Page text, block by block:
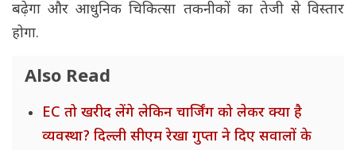
बढ़ेगा और आधुनिक चिकित्सा तकनीकों का तेजी से विस्तार
होगा.
Also Read
EC तो खरीद लेंगे लेकिन चार्जिंग को लेकर क्या है
व्यवस्था? दिल्ली सीएम रेखा गुप्ता ने दिए सवालों के